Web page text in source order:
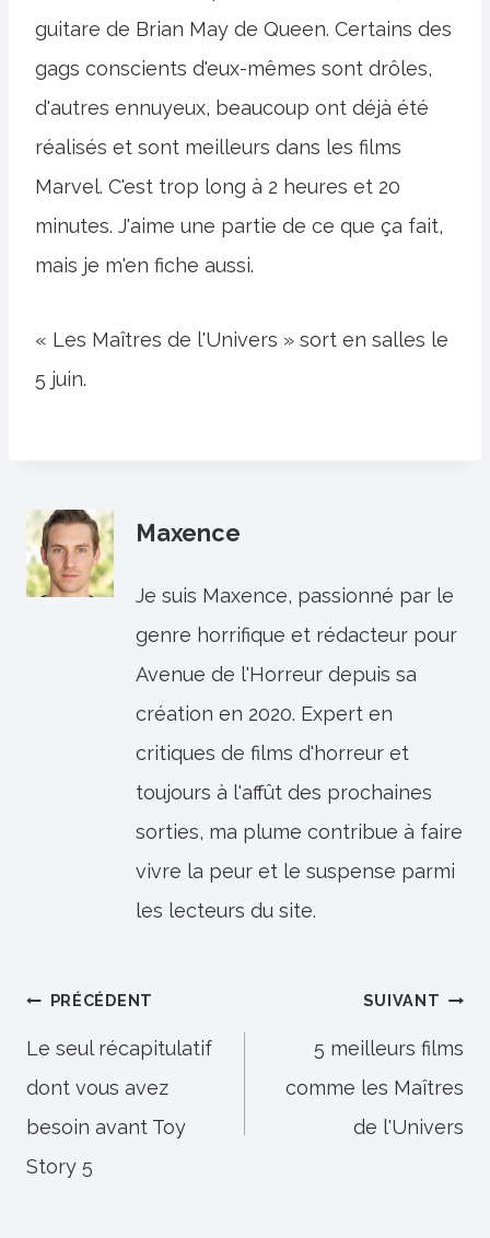
guitare de Brian May de Queen. Certains des
gags conscients d'eux-mêmes sont drôles,
d'autres ennuyeux, beaucoup ont déjà été
réalisés et sont meilleurs dans les films
Marvel. C'est trop long à 2 heures et 20
minutes. J'aime une partie de ce que ça fait,
mais je m'en fiche aussi.
« Les Maîtres de l'Univers » sort en salles le
5 juin.
Maxence
Je suis Maxence, passionné par le
genre horrifique et rédacteur pour
Avenue de l'Horreur depuis sa
création en 2020. Expert en
critiques de films d'horreur et
toujours à l'affût des prochaines
sorties, ma plume contribue à faire
vivre la peur et le suspense parmi
les lecteurs du site.
Navigation
de
l’article
PRÉCÉDENT
Le seul récapitulatif
dont vous avez
besoin avant Toy
Story 5
SUIVANT
5 meilleurs films
comme les Maîtres
de l'Univers